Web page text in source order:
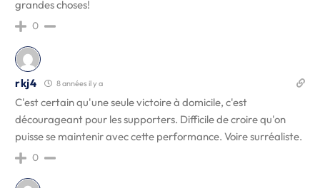
grandes choses!
0
rkj4 8 années il y a
C'est certain qu'une seule victoire à domicile, c'est
décourageant pour les supporters. Difficile de croire qu'on
puisse se maintenir avec cette performance. Voire surréaliste.
0